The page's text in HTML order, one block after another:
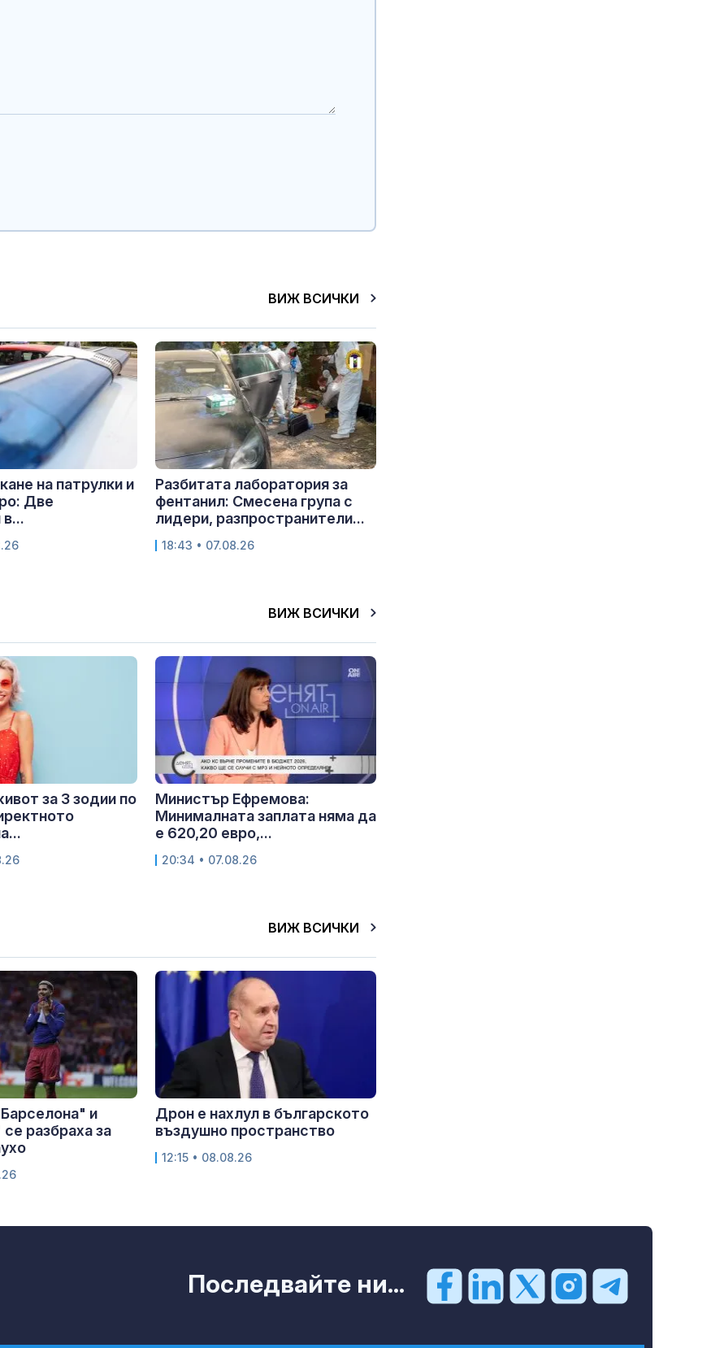
ВИЖ ВСИЧКИ
на патрулки и
Две
Разбитата лаборатория за
фентанил: Смесена група с
лидери, разпространители...
18:43 • 07.08.26
ВИЖ ВСИЧКИ
за 3 зодии по
Министър Ефремова:
Минималната заплата няма да
е 620,20 евро,...
20:34 • 07.08.26
ВИЖ ВСИЧКИ
и
разбраха за
Дрон е нахлул в българското
въздушно пространство
12:15 • 08.08.26
Последвайте ни...